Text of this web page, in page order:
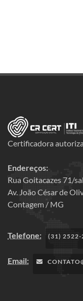
Certificadora
Endereços:
Rua Goitacazes 71/
Av. João César de
Contagem / MG
Telefone: (31) 2522-
Email: